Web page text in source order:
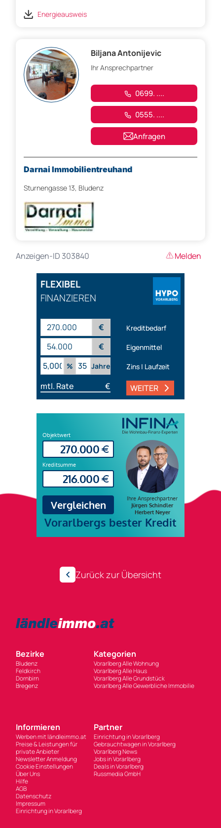
Energieausweis
Biljana Antonijevic
Ihr Ansprechpartner
0699. ....
0555. ....
Anfragen
Darnai Immobilientreuhand
Sturnengasse 13, Bludenz
Anzeigen-ID 303840 Melden
FLEXIBEL
FINANZIEREN
€ Kreditbedarf
€
Eigenmittel
%
Jahre Zins | Laufzeit
mtl. Rate € WEITER
Zurück zur Übersicht
Bezirke
Bludenz
Feldkirch
Dornbirn
Bregenz
Kategorien
Vorarlberg Alle Wohnung
Vorarlberg Alle Haus
Vorarlberg Alle Grundstück
Vorarlberg Alle Gewerbliche Immobilie
Informieren
Werben mit ländleimmo.at
Preise & Leistungen für
private Anbieter
Newsletter Anmeldung
Cookie Einstellungen
Über Uns
Hilfe
AGB
Datenschutz
Impressum
Einrichtung in Vorarlberg
Partner
Einrichtung in Vorarlberg
Gebrauchtwagen in Vorarlberg
Vorarlberg News
Jobs in Vorarlberg
Deals in Vorarlberg
Russmedia GmbH